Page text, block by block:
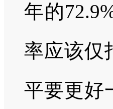
年的
率应该仅
平要更好